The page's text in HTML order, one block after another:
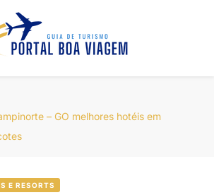
– GO melhores hotéis em
E RESORTS